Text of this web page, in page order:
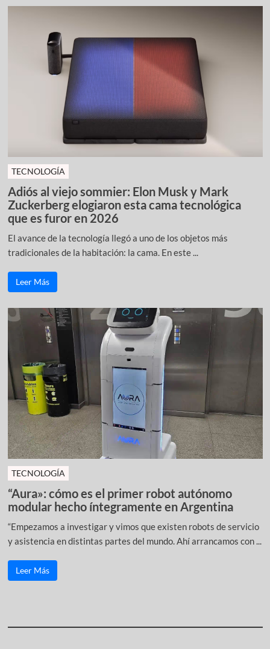
TECNOLOGÍA
Adiós al viejo sommier: Elon Musk y Mark
Zuckerberg elogiaron esta cama tecnológica
que es furor en 2026
El avance de la tecnología llegó a uno de los objetos más
tradicionales de la habitación: la cama. En este ...
Leer Más
TECNOLOGÍA
“Aura»: cómo es el primer robot autónomo
modular hecho íntegramente en Argentina
“Empezamos a investigar y vimos que existen robots de servicio
y asistencia en distintas partes del mundo. Ahí arrancamos con ...
Leer Más